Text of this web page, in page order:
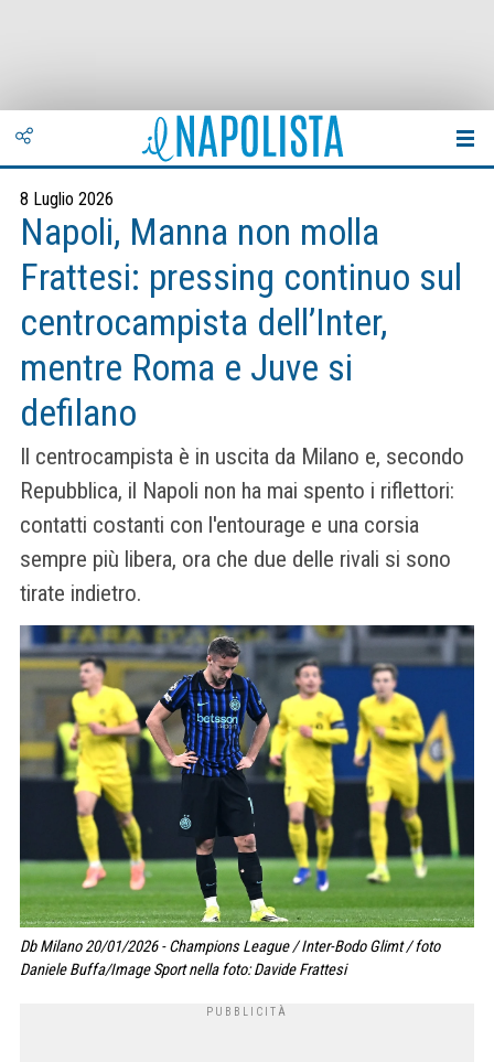
8 Luglio 2026
Napoli, Manna non molla
Frattesi: pressing continuo sul
centrocampista dell’Inter,
mentre Roma e Juve si
defilano
Il centrocampista è in uscita da Milano e, secondo
Repubblica, il Napoli non ha mai spento i riflettori:
contatti costanti con l'entourage e una corsia
sempre più libera, ora che due delle rivali si sono
tirate indietro.
Db Milano 20/01/2026 - Champions League / Inter-Bodo Glimt / foto
Daniele Buffa/Image Sport nella foto: Davide Frattesi